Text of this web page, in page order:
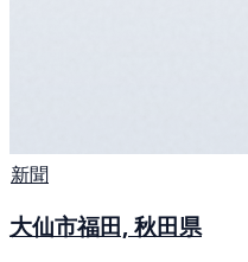
新聞
大仙市福田, 秋田県